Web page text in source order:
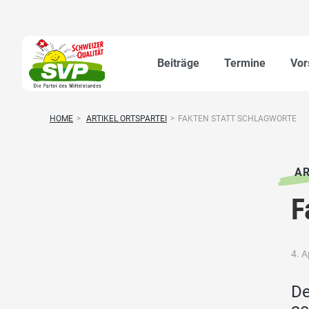
Beiträge Termine
HOME > ARTIKEL ORTSPARTEI > FAKTEN STATT SCHLAGWORTE
4.